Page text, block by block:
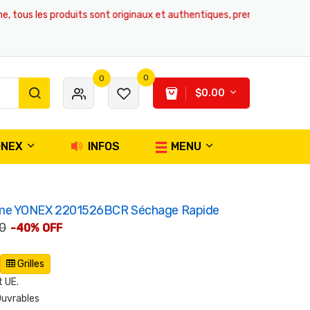
produits sont originaux et authentiques, prenant en charge les
0 0
$0.00
INFOS MENU
YONEX 2201526BCR Séchage Rapide
-40% OFF
Grilles